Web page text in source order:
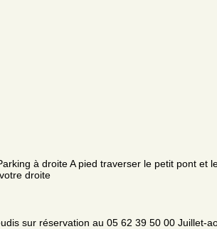
à droite A pied traverser le petit pont et
droite
sur réservation au 05 62 39 50 00 Juillet-